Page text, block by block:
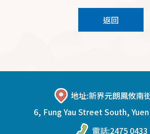
返回
地址:新界元朗鳳攸南
6, Fung Yau Street South,
電話:2475 0433